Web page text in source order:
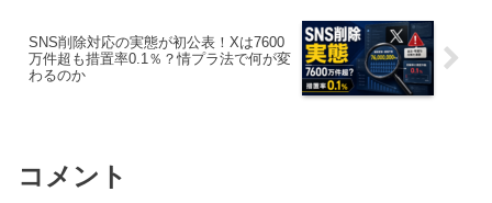
SNS削除対応の実態が初公表！Xは7600
万件超も措置率0.1％？情プラ法で何が変
わるのか
コメント